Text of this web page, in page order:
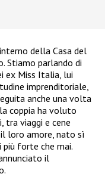
della Casa del
Stiamo parlando di
ex Miss Italia, lui
imprenditoriale,
anche una volta
coppia ha voluto
tra viaggi e cene
loro amore, nato sì
più forte che mai.
il